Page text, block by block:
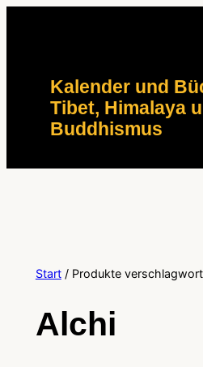
Kalender und
Tibet, Himalaya
Buddhismus
Start/ Produkte
Alchi